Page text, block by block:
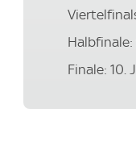
Halbfinale:
Finale: 10.